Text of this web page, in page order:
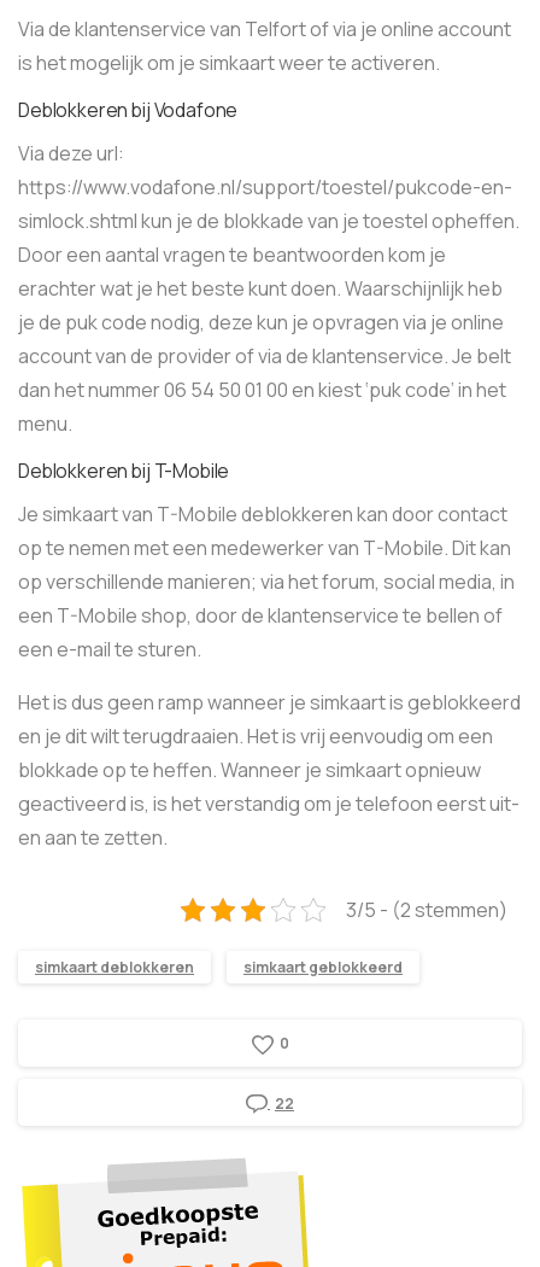
Via de klantenservice van Telfort of via je online account
is het mogelijk om je simkaart weer te activeren.
Deblokkeren bij Vodafone
Via deze url:
https://www.vodafone.nl/support/toestel/pukcode-en-
simlock.shtml kun je de blokkade van je toestel opheffen.
Door een aantal vragen te beantwoorden kom je
erachter wat je het beste kunt doen. Waarschijnlijk heb
je de puk code nodig, deze kun je opvragen via je online
account van de provider of via de klantenservice. Je belt
dan het nummer 06 54 50 01 00 en kiest ‘puk code’ in het
menu.
Deblokkeren bij T-Mobile
Je simkaart van T-Mobile deblokkeren kan door contact
op te nemen met een medewerker van T-Mobile. Dit kan
op verschillende manieren; via het forum, social media, in
een T-Mobile shop, door de klantenservice te bellen of
een e-mail te sturen.
Het is dus geen ramp wanneer je simkaart is geblokkeerd
en je dit wilt terugdraaien. Het is vrij eenvoudig om een
blokkade op te heffen. Wanneer je simkaart opnieuw
geactiveerd is, is het verstandig om je telefoon eerst uit-
en aan te zetten.
3/5 - (2 stemmen)
simkaart deblokkeren simkaart geblokkeerd
0
22